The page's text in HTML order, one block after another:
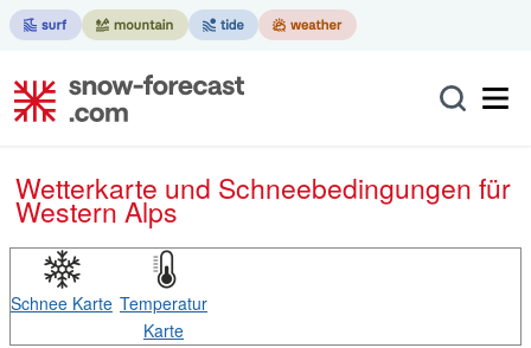
Wetterkarte und Schneebedingungen für
Western Alps
Schnee Karte Temperatur
Karte